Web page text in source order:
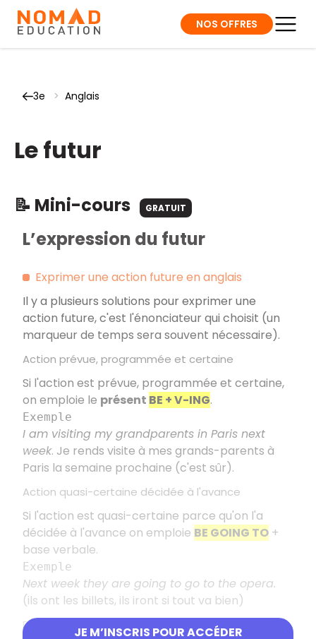
NOS OFFRES
3e > Anglais
Le futur
📝 Mini-cours GRATUIT
JE M’INSCRIS POUR ACCÉDER
L’expression du futur
Exprimer une action future en anglais
Il y a plusieurs solutions pour exprimer une
action future, c'est l'énonciateur qui choisit (un
marqueur de temps sera souvent nécessaire).
Action prévue, programmée et certaine
Si l'action est prévue, programmée et certaine,
on emploie le présent BE + V-ING.
Exemple
I am visiting my grandparents in Paris next
week. Je rends visite à mes grands-parents à
Paris la semaine prochaine (c'est sûr).
Action quasi-certaine décidée à l'avance
Si l'action est quasi-certaine parce qu'on l'a
décidée à l'avance on emploie BE GOING TO +
base verbale.
Exemple
Next week they are going to go to the opera.
(ils ont les billets, ils iront si tout va bien)
Prédiction ou action incertaine